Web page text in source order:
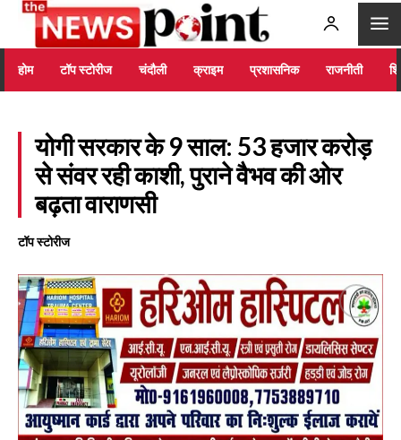
होम टॉप स्टोरीज चंदौली क्राइम प्रशासनिक राजनीती
योगी सरकार के 9 साल: 53 हजार करोड़
से संवर रही काशी, पुराने वैभव की ओर
बढ़ता वाराणसी
टॉप स्टोरीज